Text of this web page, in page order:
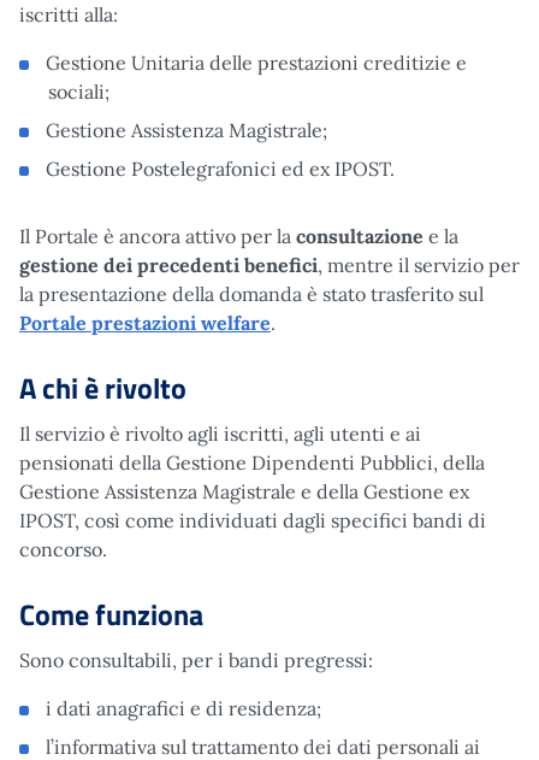
iscritti alla:
Gestione Unitaria delle prestazioni creditizie e
sociali;
Gestione Assistenza Magistrale;
Gestione Postelegrafonici ed ex IPOST.
Il Portale è ancora attivo per la consultazione e la
gestione dei precedenti benefici, mentre il servizio per
la presentazione della domanda è stato trasferito sul
Portale prestazioni welfare.
A chi è rivolto
Il servizio è rivolto agli iscritti, agli utenti e ai
pensionati della Gestione Dipendenti Pubblici, della
Gestione Assistenza Magistrale e della Gestione ex
IPOST, così come individuati dagli specifici bandi di
concorso.
Come funziona
Sono consultabili, per i bandi pregressi:
i dati anagrafici e di residenza;
l’informativa sul trattamento dei dati personali ai